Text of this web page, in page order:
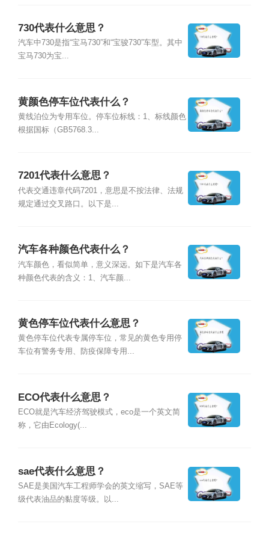
730代表什么意思？
汽车中730是指“宝马730”和“宝骏730”车型。其中
宝马730为宝...
黄颜色停车位代表什么？
黄线泊位为专用车位。停车位标线：1、标线颜色
根据国标（GB5768.3...
7201代表什么意思？
代表交通违章代码7201，意思是不按法律、法规
规定通过交叉路口。以下是...
汽车各种颜色代表什么？
汽车颜色，看似简单，意义深远。如下是汽车各
种颜色代表的含义：1、汽车颜...
黄色停车位代表什么意思？
黄色停车位代表专属停车位，常见的黄色专用停
车位有警务专用、防疫保障专用...
ECO代表什么意思？
ECO就是汽车经济驾驶模式，eco是一个英文简
称，它由Ecology(...
sae代表什么意思？
SAE是美国汽车工程师学会的英文缩写，SAE等
级代表油品的黏度等级。以...